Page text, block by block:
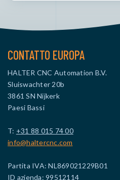
CONTATTO EUROPA
HALTER CNC Automation B.V.
Sluiswachter 20b
3861 SN Nijkerk
Paesi Bassi
T: +31 88 015 74 00
info@haltercnc.com
Partita IVA: NL869021229B01
ID azienda: 99512114